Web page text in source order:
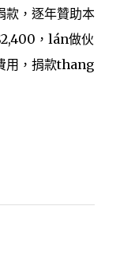
款，逐年贊助本
，lán做伙
用，捐款thang